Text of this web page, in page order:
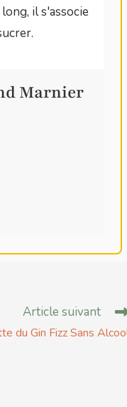
il s'associe
Marnier
Article suivant
du Gin Fizz Sans